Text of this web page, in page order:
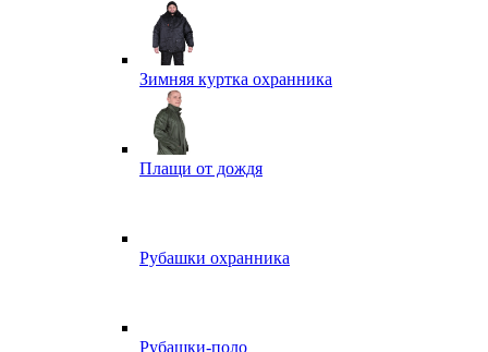
Зимняя куртка охранника
Плащи от дождя
Рубашки охранника
Рубашки-поло